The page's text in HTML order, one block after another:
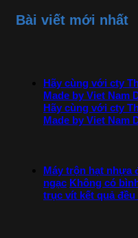
Bài viết mới nhất
Hãy cùng với cty
Made by Viet Nam
Hãy cùng với cty
Made by Viet Nam
Máy trộn hạt nhựa
ngạc Không có
trục vít kết quả